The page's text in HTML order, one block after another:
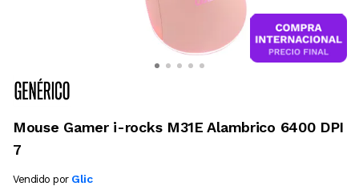
Mouse Gamer i-rocks M31E Alambrico 6400 DPI
7
Vendido por Glic